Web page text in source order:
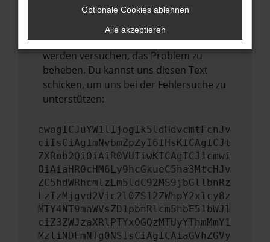
Wende dich an den Webseitenbetreiber.
Wenn du alle oben genannten Schritte
versucht hast, kontaktiere uns bitte. Wir
werden versuchen, das Problem zu
beheben. Du kannst uns diesen Text
schicken, um uns bei der Fehlersuche zu
unterstützen:
ewogICJuYW1lIjogIk5ldHdvcmtFcnJv
ciIsCiAgImNvbmZpZyI6IHsKICAgICJt
ZXRob2QiOiAiR0VUIiwKICAgICJ1cmwi
OiAiaHR0cHM6Ly9hcGkueC5ha3MtcHJv
ZC5hdWRhcmlzLm5ldC92MS9jbGllbnRz
LzIzMjgvd2Vic2l0ZS12ZWhpY2xlcy8z
MTY4NT9maWVsZD1pbnRlcm5hbE51bWJl
ciZ3ZWJzaXRlPTYxOGQzMTUyYThmMmY1
MzliNDFmNTg0NSIsCiAgICAiaGVhZGVy
Optionale Cookies ablehnen
Alle akzeptieren